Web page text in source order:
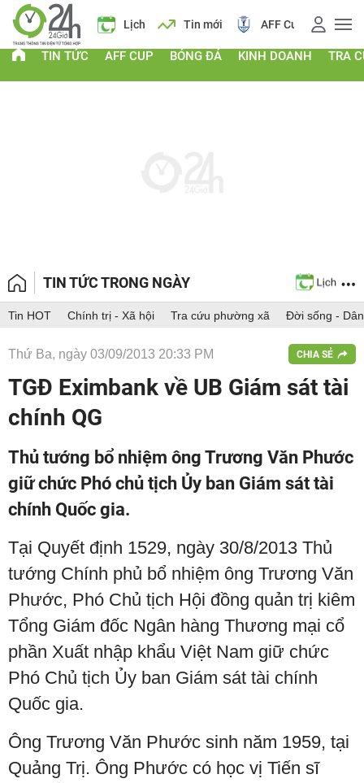
Giá vàng Lịch Tin mới AFF Cup Điểm chuẩn
TIN TỨC AFF CUP BÓNG ĐÁ KINH DOANH TRA
TIN TỨC TRONG NGÀY
Tin HOT Chính trị - Xã hội Tra cứu phường xã Đời sống -
Thứ Ba, ngày 03/09/2013 20:33 PM CHIA SẺ
TGĐ Eximbank về UB Giám sát tài
chính QG
Thủ tướng bổ nhiệm ông Trương Văn Phước
giữ chức Phó chủ tịch Ủy ban Giám sát tài
chính Quốc gia.
Tại Quyết định 1529, ngày 30/8/2013 Thủ
tướng Chính phủ bổ nhiệm ông Trương Văn
Phước, Phó Chủ tịch Hội đồng quản trị kiêm
Tổng Giám đốc Ngân hàng Thương mại cổ
phần Xuất nhập khẩu Việt Nam giữ chức
Phó Chủ tịch Ủy ban Giám sát tài chính
Quốc gia.
Ông Trương Văn Phước sinh năm 1959, tại
Quảng Trị. Ông Phước có học vị Tiến sĩ